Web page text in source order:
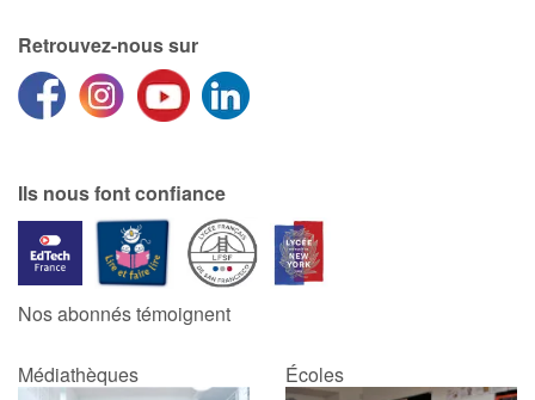
Retrouvez-nous sur
Ils nous font confiance
Nos abonnés témoignent
Médiathèques Écoles